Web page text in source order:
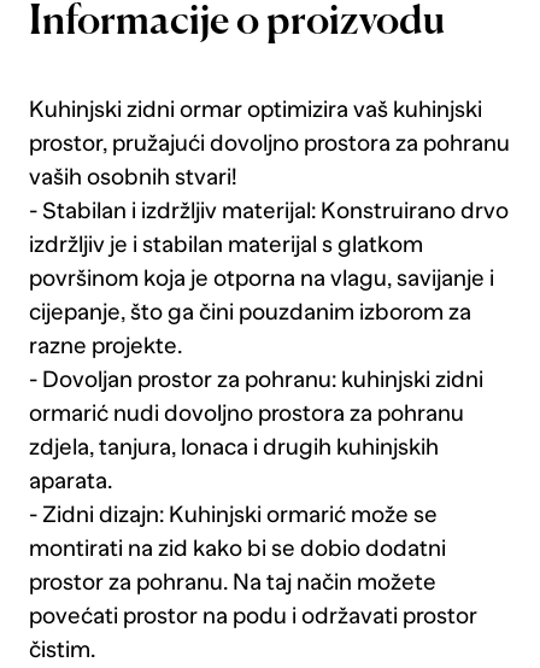
Informacije o proizvodu
Kuhinjski zidni ormar optimizira vaš kuhinjski
prostor, pružajući dovoljno prostora za pohranu
vaših osobnih stvari!
- Stabilan i izdržljiv materijal: Konstruirano drvo
izdržljiv je i stabilan materijal s glatkom
površinom koja je otporna na vlagu, savijanje i
cijepanje, što ga čini pouzdanim izborom za
razne projekte.
- Dovoljan prostor za pohranu: kuhinjski zidni
ormarić nudi dovoljno prostora za pohranu
zdjela, tanjura, lonaca i drugih kuhinjskih
aparata.
- Zidni dizajn: Kuhinjski ormarić može se
montirati na zid kako bi se dobio dodatni
prostor za pohranu. Na taj način možete
povećati prostor na podu i održavati prostor
čistim.